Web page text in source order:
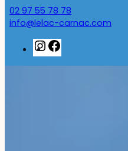
02 97 55 78 78
info@lelac-carnac.com
Instagram